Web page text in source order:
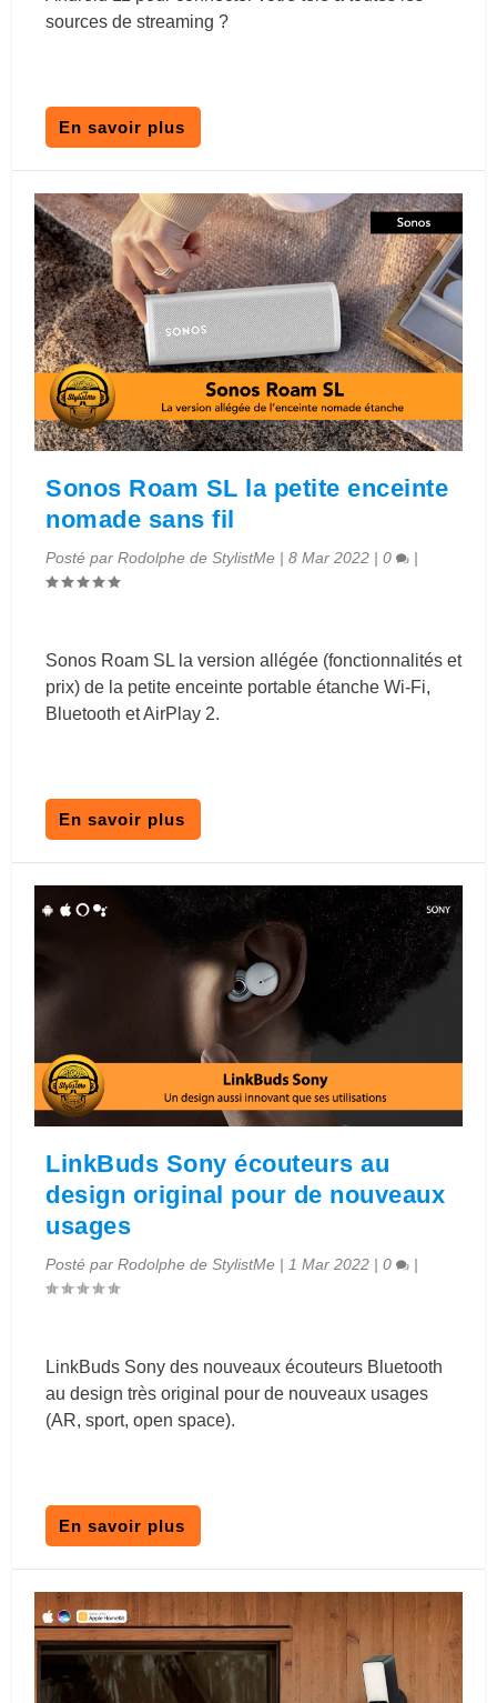
sources de streaming ?
En savoir plus
Sonos Roam SL la petite enceinte
nomade sans fil
Posté parRodolphe de StylistMe |8 Mar 2022 |0 |
Sonos Roam SL la version allégée (fonctionnalités et
prix) de la petite enceinte portable étanche Wi-Fi,
Bluetooth et AirPlay 2.
En savoir plus
LinkBuds Sony écouteurs au
design original pour de nouveaux
usages
Posté parRodolphe de StylistMe | 1 Mar 2022 |0 |
LinkBuds Sony des nouveaux écouteurs Bluetooth
au design très original pour de nouveaux usages
(AR, sport, open space).
En savoir plus